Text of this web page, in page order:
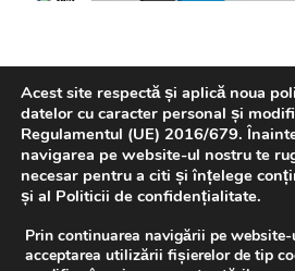
REVISTA P.L.I.
Acest site respectă și aplică noua
datelor cu caracter personal și
Regulamentul (UE) 2016/679.
navigarea pe website-ul nostru te
necesar pentru a citi și înțelege
și al Politicii de confidențialitate.
Prin continuarea navigării pe
acceptarea utilizării fișierelor de tip